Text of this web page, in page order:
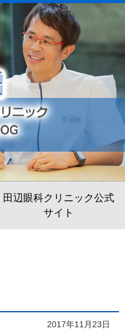
田辺眼科クリニック公式
サイト
2017年11月23日